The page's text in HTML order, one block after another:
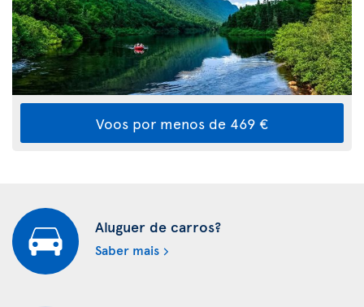
Voos por menos de 469 €
Aluguer de carros?
Saber mais